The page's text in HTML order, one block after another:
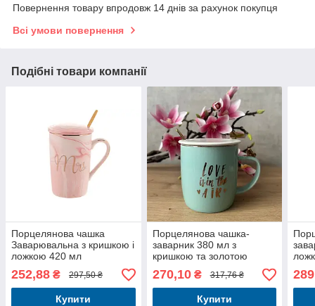
Повернення товару впродовж 14 днів за рахунок покупця
Всі умови повернення
Подібні товари компанії
Порцелянова чашка
Заварювальна з кришкою і
ложкою 420 мл
252,88 ₴ 297,50 ₴
Купити
Порцелянова чашка-
заварник 380 мл з
кришкою та золотою
ложкою
270,10₴ 317,76 ₴
Купити
мл
289